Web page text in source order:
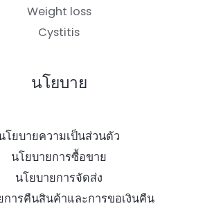
Weight loss
Cystitis
นโยบาย
โยบายความเป็นส่วนตัว
นโยบายการซื้อขาย
นโยบายการจัดส่ง
การคืนสินค้าและการขอเงินคืน